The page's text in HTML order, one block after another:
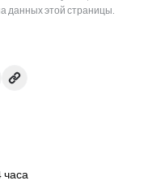
данных этой страницы.
часа